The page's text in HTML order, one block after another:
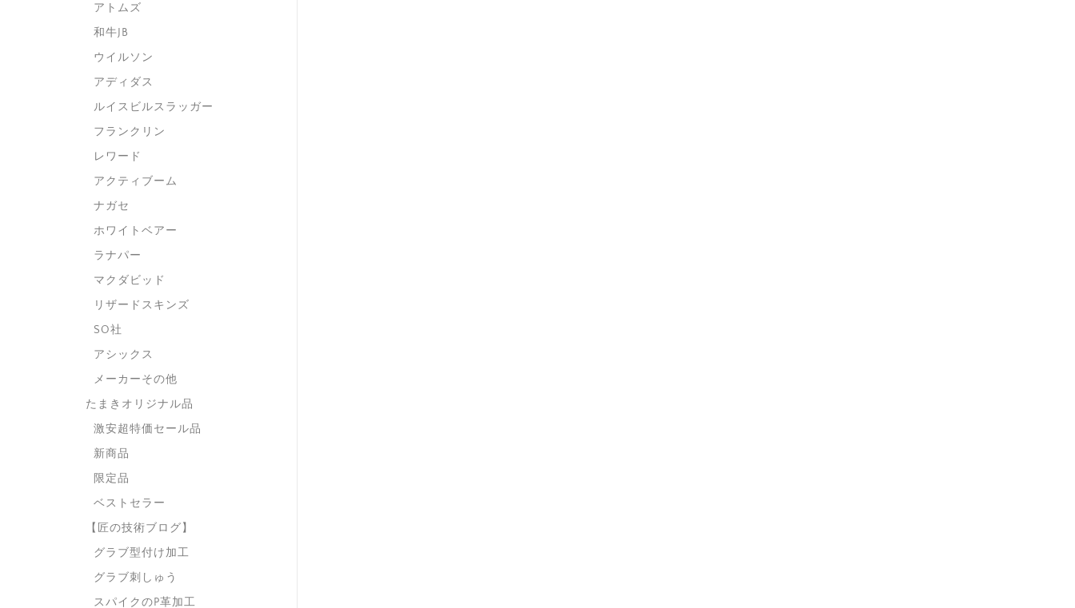
アトムズ
和牛JB
ウイルソン
アディダス
ルイスビルスラッガー
フランクリン
レワード
アクティブーム
ナガセ
ホワイトベアー
ラナパー
マクダビッド
リザードスキンズ
SO社
アシックス
メーカーその他
たまきオリジナル品
激安超特価セール品
新商品
限定品
ベストセラー
【匠の技術ブログ】
グラブ型付け加工
グラブ刺しゅう
スパイクのP革加工